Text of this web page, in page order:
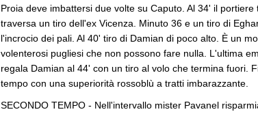
Proia deve imbattersi due volte su Caputo. Al 34' il portiere
traversa un tiro dell'ex Vicenza. Minuto 36 e un tiro di
l'incrocio dei pali. Al 40' tiro di Damian di poco alto. È un
volenterosi pugliesi che non possono fare nulla. L'ultima
regala Damian al 44' con un tiro al volo che termina fuori.
tempo con una superiorità rossoblù a tratti imbarazzante.
SECONDO TEMPO - Nell'intervallo mister Pavanel